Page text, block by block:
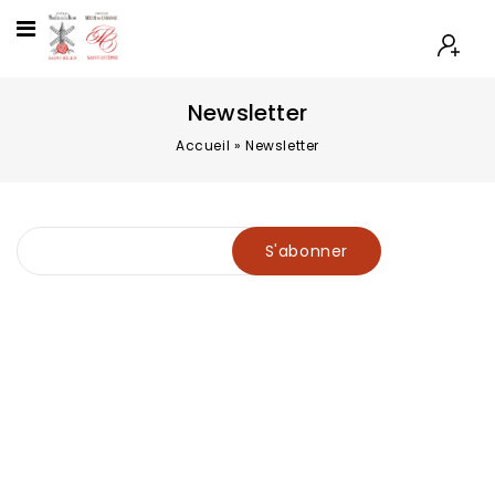
Newsletter
Accueil » Newsletter